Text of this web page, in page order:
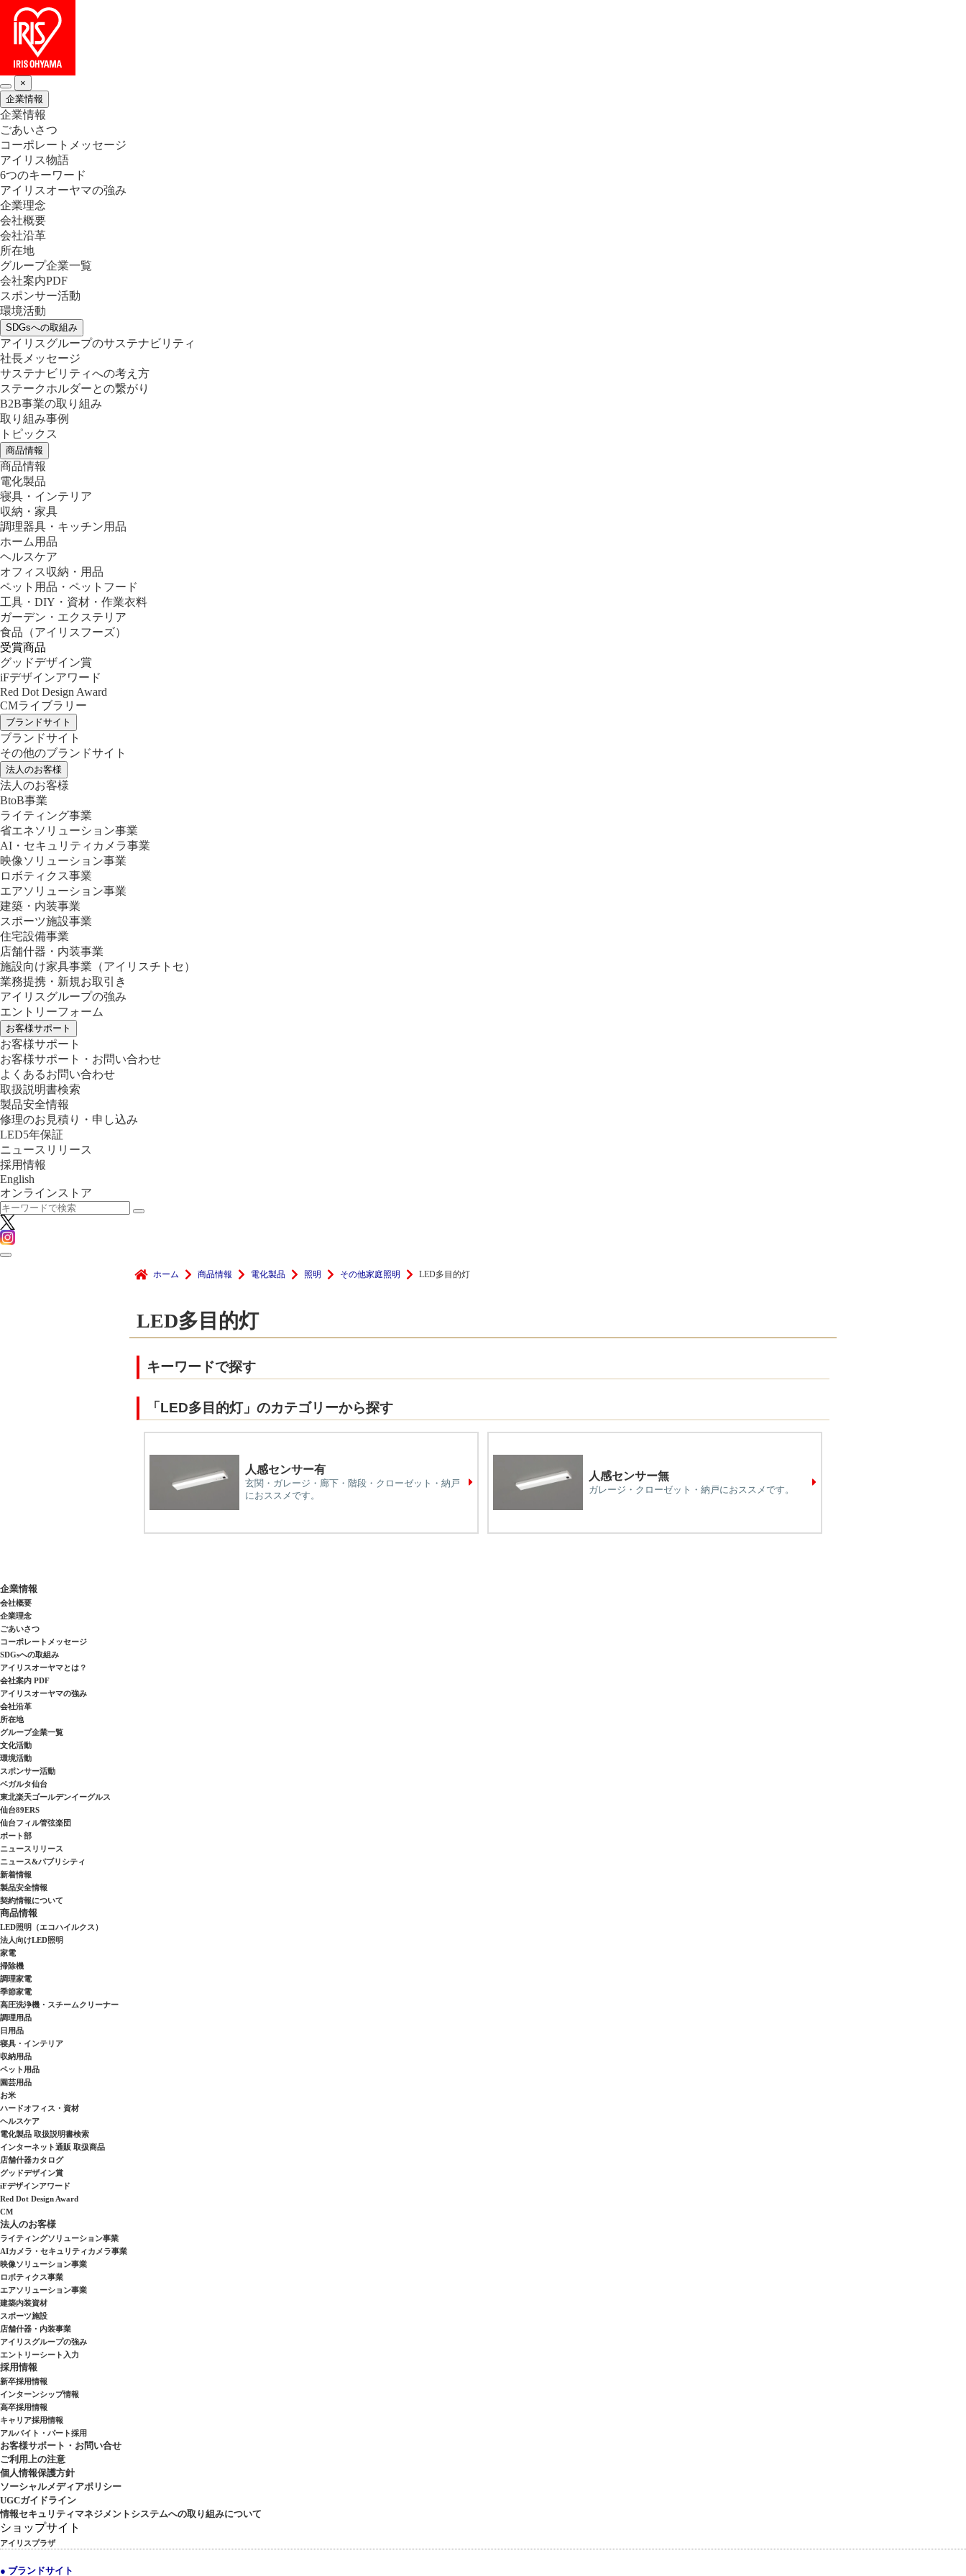
×
企業情報
企業情報
ごあいさつ
コーポレートメッセージ
アイリス物語
6つのキーワード
アイリスオーヤマの強み
企業理念
会社概要
会社沿革
所在地
グループ企業一覧
会社案内PDF
スポンサー活動
環境活動
SDGsへの取組み
アイリスグループのサステナビリティ
社長メッセージ
サステナビリティへの考え方
ステークホルダーとの繋がり
B2B事業の取り組み
取り組み事例
トピックス
商品情報
商品情報
電化製品
寝具・インテリア
収納・家具
調理器具・キッチン用品
ホーム用品
ヘルスケア
オフィス収納・用品
ペット用品・ペットフード
工具・DIY・資材・作業衣料
ガーデン・エクステリア
食品 （アイリスフーズ）
受賞商品
グッドデザイン賞
iFデザインアワード
Red Dot Design Award
CMライブラリー
ブランドサイト
ブランドサイト
その他のブランドサイト
法人のお客様
法人のお客様
BtoB事業
ライティング事業
省エネソリューション事業
AI・セキュリティカメラ事業
映像ソリューション事業
ロボティクス事業
エアソリューション事業
建築・内装事業
スポーツ施設事業
住宅設備事業
店舗什器・内装事業
施設向け家具事業 （アイリスチトセ）
業務提携・新規お取引き
アイリスグループの強み
エントリーフォーム
お客様サポート
お客様サポート
お客様サポート・お問い合わせ
よくあるお問い合わせ
取扱説明書検索
製品安全情報
修理のお見積り・申し込み
LED5年保証
ニュースリリース
採用情報
English
オンラインストア
ホーム 商品情報 電化製品 照明 その他家庭照明 LED多目的灯
LED多目的灯
キーワードで探す
「LED多目的灯」のカテゴリーから探す
人感センサー有
玄関・ガレージ・廊下・階段・クローゼット・納戸
におススメです。
人感センサー無
ガレージ・クローゼット・納戸におススメです。
企業情報
会社概要
企業理念
ごあいさつ
コーポレートメッセージ
SDGsへの取組み
アイリスオーヤマとは？
会社案内 PDF
アイリスオーヤマの強み
会社沿革
所在地
グループ企業一覧
文化活動
環境活動
スポンサー活動
ベガルタ仙台
東北楽天ゴールデンイーグルス
仙台89ERS
仙台フィル管弦楽団
ボート部
ニュースリリース
ニュース&パブリシティ
新着情報
製品安全情報
契約情報について
商品情報
LED照明（エコハイルクス）
法人向けLED照明
家電
掃除機
調理家電
季節家電
高圧洗浄機・スチームクリーナー
調理用品
日用品
寝具・インテリア
収納用品
ペット用品
園芸用品
お米
ハードオフィス・資材
ヘルスケア
電化製品 取扱説明書検索
インターネット通販 取扱商品
店舗什器カタログ
グッドデザイン賞
iFデザインアワード
Red Dot Design Award
CM
法人のお客様
ライティングソリューション事業
AIカメラ・セキュリティカメラ事業
映像ソリューション事業
ロボティクス事業
エアソリューション事業
建築内装資材
スポーツ施設
店舗什器・内装事業
アイリスグループの強み
エントリーシート入力
採用情報
新卒採用情報
インターンシップ情報
高卒採用情報
キャリア採用情報
アルバイト・パート採用
お客様サポート・お問い合せ
ご利用上の注意
個人情報保護方針
ソーシャルメディアポリシー
UGCガイドライン
情報セキュリティマネジメントシステムへの取り組みについて
ショップサイト
アイリスプラザ
● ブランドサイト